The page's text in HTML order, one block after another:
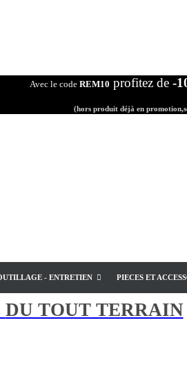
Avec le code REM10 profitez de -
(hors produit déjà en
- ENTRETIEN PIECES ET
DU TOUT TERRAIN